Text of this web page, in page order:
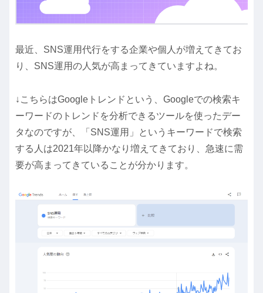
最近、SNS運用代行をする企業や個人が増えてきてお
り、SNS運用の人気が高まってきていますよね。
↓こちらはGoogleトレンドという、Googleでの検索キ
ーワードのトレンドを分析できるツールを使ったデー
タなのですが、「SNS運用」というキーワードで検索
する人は2021年以降かなり増えてきており、急速に需
要が高まってきていることが分かります。